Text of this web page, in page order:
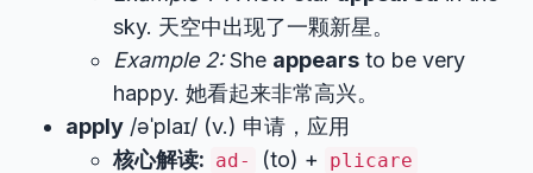
sky. 天空中出现了一颗新星。
Example 2:She appears to be very
happy. 她看起来非常高兴。
apply /əˈplaɪ/ (v.) 申请，应用
核心解读: ad- (to) + plicare